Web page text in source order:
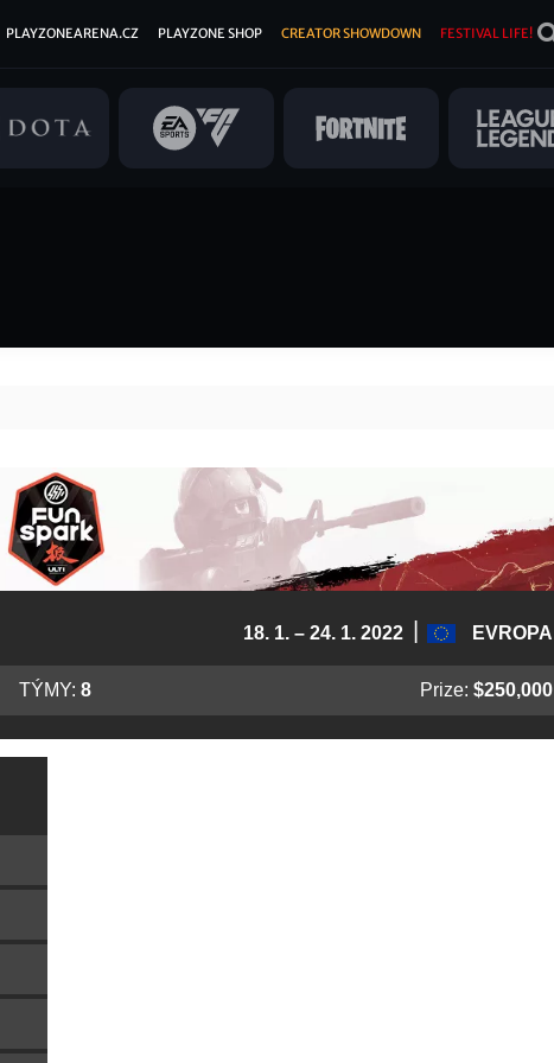
PLAYZONEARENA.CZ PLAYZONE SHOP CREATOR SHOWDOWN FESTIVAL LIFE!
18. 1. – 24. 1. 2022 EVROPA
TÝMY: 8 Prize: $250,000